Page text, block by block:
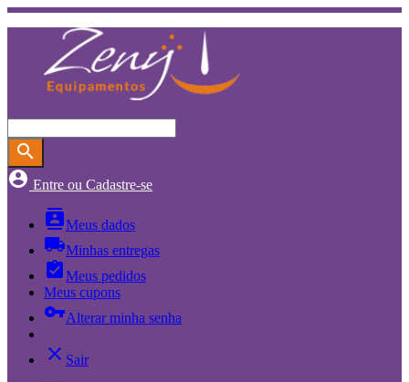
search
account_circle Entre ou Cadastre-se
contactsMeus dados
local_shippingMinhas entregas
assignment_turned_inMeus pedidos
Meus cupons
vpn_keyAlterar minha senha
close Sair